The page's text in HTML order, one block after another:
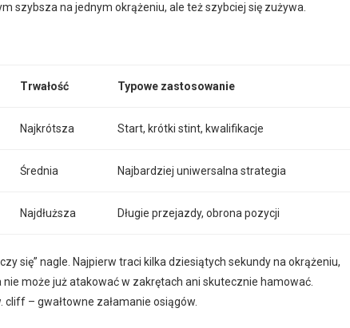
szybsza na jednym okrążeniu, ale też szybciej się zużywa.
Trwałość Typowe zastosowanie
Najkrótsza Start, krótki stint, kwalifikacje
Średnia Najbardziej uniwersalna strategia
Najdłuższa Długie przejazdy, obrona pozycji
się” nagle. Najpierw traci kilka dziesiątych sekundy na okrążeniu,
może już atakować w zakrętach ani skutecznie hamować.
– gwałtowne załamanie osiągów.